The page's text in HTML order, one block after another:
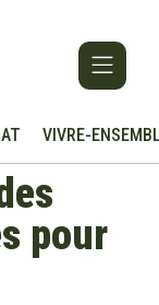
VIVRE-
pour